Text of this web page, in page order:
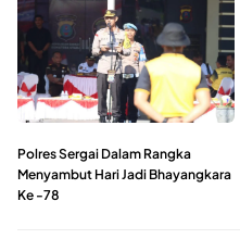
Polres Sergai Dalam Rangka
Menyambut Hari Jadi Bhayangkara
Ke -78